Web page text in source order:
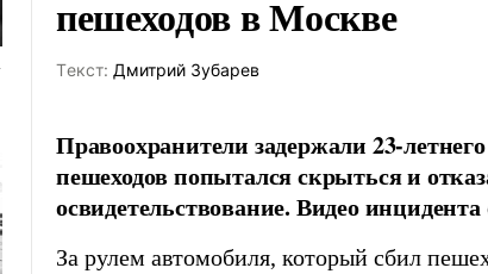
пешеходов в Москве
Tекст: Дмитрий Зубарев
Правоохранители задержали 23-
пешеходов попытался скрыться и
освидетельствование. Видео
За рулем автомобиля, который сбил